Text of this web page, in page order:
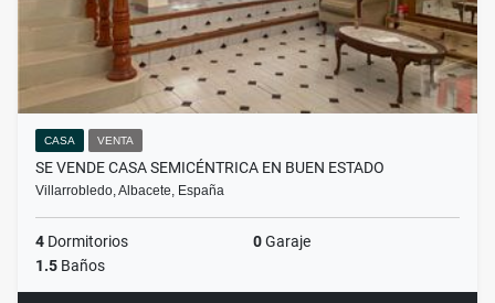
CASA VENTA
SE VENDE CASA SEMICÉNTRICA EN BUEN ESTADO
Villarrobledo, Albacete, España
4 Dormitorios 0Garaje
1.5 Baños